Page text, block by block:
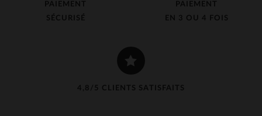
PAIEMENT
SÉCURISÉ
PAIEMENT
EN 3 OU 4 FOIS
4,8/5 CLIENTS SATISFAITS